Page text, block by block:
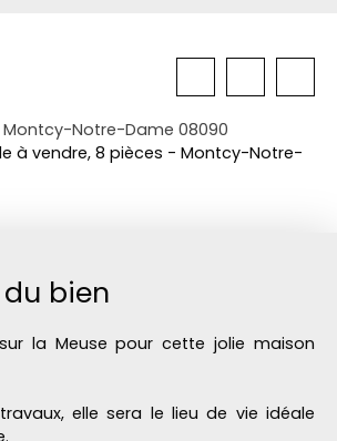
Montcy-Notre-Dame 08090
à vendre, 8 pièces - Montcy-Notre-
bien
la Meuse pour cette jolie maison
elle sera le lieu de vie idéale